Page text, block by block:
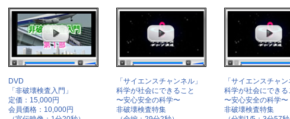
DVD
「非破壊検査入門」
定価：15,000円
会員価格：10,000円
「サイエンスチャンネル」
科学が社会にできること
〜安心安全の科学〜
非破壊検査特集
「サイエンスチャン
科学が社会にできる
〜安心安全の科学〜
非破壊検査特集